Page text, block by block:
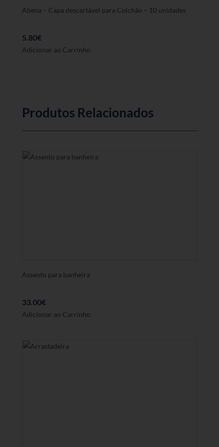
Abena – Capa descartável para Colchão – 10 unidades
5.80€
Adicionar ao Carrinho
Produtos Relacionados
Assento para banheira
33.00€
Adicionar ao Carrinho